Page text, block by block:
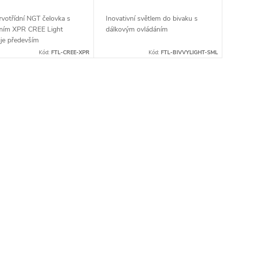
NGT čelovka s
XPR CREE Light
především
cenou a vysokou
Kód: FTL-CREE-XPR
Inovativní světlem do bivaku s
dálkovým ovládáním
Kód: FTL-BIVVYLIGHT-SML